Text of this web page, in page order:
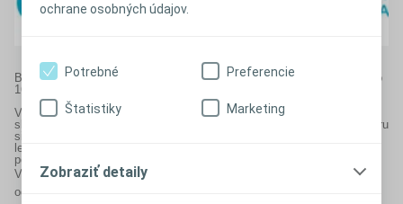
ochrane osobných údajov.
Potrebné Preferencie
Štatistiky Marketing
Zobraziť detaily
Bezplatná infolinka je vám k dispozíciiv pracovných dňoch od 8.00 do
16.00
Vždy sa dovoláte našim zdravotným sestrám, ktoré majú viacročné
skúsenosti s prácou na bezplatnej linke. Počas telefonického rozhovoru
si môžete požiadať o zaslanie dodatočných informácii formou brožúr,
letákov alebo odkazov na webové stránky. Naše poradkyne vám radi
pošlú vzorky zdarma.
V prípade vážnych zdravotných problémov, vám naše poradkyne
odporučia návštevu najbližšieho odborného lekára/sestru.